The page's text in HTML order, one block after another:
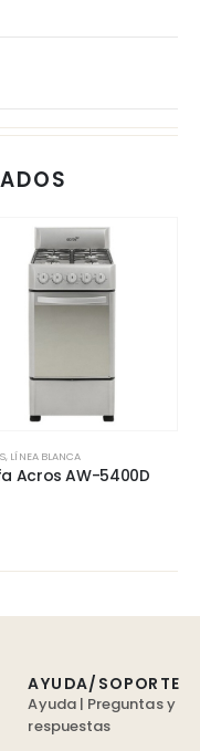
, LÍNEA BLANCA
Acros AW-5400D
AYUDA/SOPORTE
Ayuda | Preguntas y
respuestas